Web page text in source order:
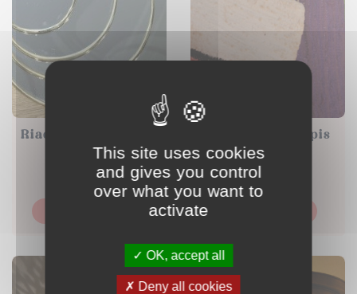
Riad – Ensemble de
Miroirs
1600,00MAD
Lavandula – Tapis
Marocain
2590,00
This site uses cookies
and gives you control
over what you want to
activate
OK, accept all
Deny all cookies